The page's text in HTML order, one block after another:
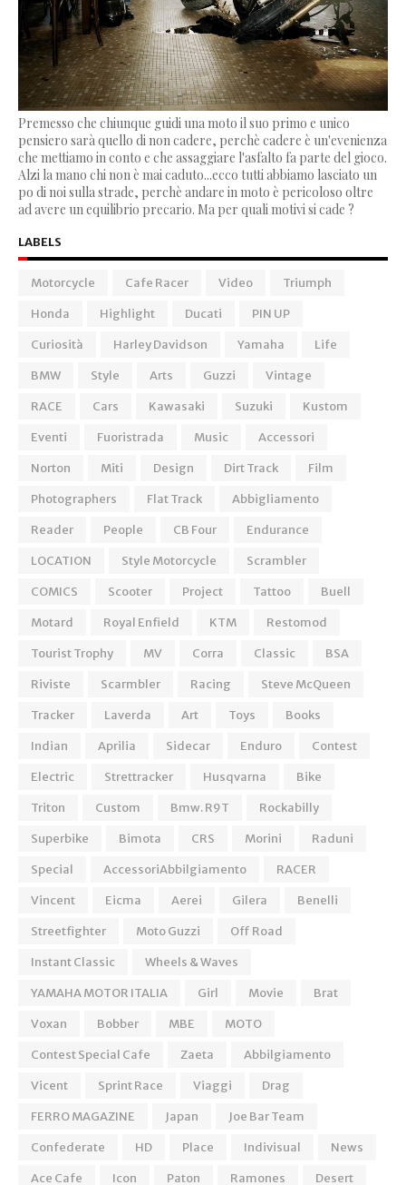
Premesso che chiunque guidi una moto il suo primo e unico
pensiero sarà quello di non cadere, perchè cadere è un'evenienza
che mettiamo in conto e che assaggiare l'asfalto fa parte del gioco.
Alzi la mano chi non è mai caduto...ecco tutti abbiamo lasciato un
po di noi sulla strade, perchè andare in moto è pericoloso oltre
ad avere un equilibrio precario. Ma per quali motivi si cade ?
LABELS
Motorcycle Cafe Racer Video
Triumph
Honda
Highlight Ducati
PIN UP
Curiosità
Harley Davidson Yamaha
Life
BMW
Style Arts Guzzi
Vintage
RACE
Cars Kawasaki Suzuki
Kustom
Eventi
Fuoristrada Music
Accessori
Norton
Miti Design Dirt Track
Film
Photographers
Flat Track
Abbigliamento
Reader
People CB Four
Endurance
LOCATION
Style Motorcycle
Scrambler
COMICS
Scooter Project Tattoo
Buell
Motard
Royal Enfield KTM
Restomod
Tourist Trophy
MV Corra Classic
BSA
Riviste
Scarmbler Racing
Steve McQueen
Tracker
Laverda Art Toys
Books
Indian
Aprilia Sidecar Enduro
Contest
Electric
Strettracker Husqvarna
Bike
Triton
Custom Bmw. R9T
Rockabilly
Superbike
Bimota CRS Morini
Raduni
Special
AccessoriAbbilgiamento
RACER
Vincent
Eicma Aerei Gilera
Benelli
Streetfighter
Moto Guzzi
Off Road
Instant Classic
Wheels & Waves
YAMAHA MOTOR ITALIA
Girl Movie
Brat
Voxan
Bobber MBE
MOTO
Contest Special Cafe
Zaeta
Abbilgiamento
Vicent
Sprint Race Viaggi
Drag
FERRO MAGAZINE
Japan
Joe Bar Team
Confederate
HD Place Indivisual
News
Ace Cafe
Icon Paton Ramones Desert